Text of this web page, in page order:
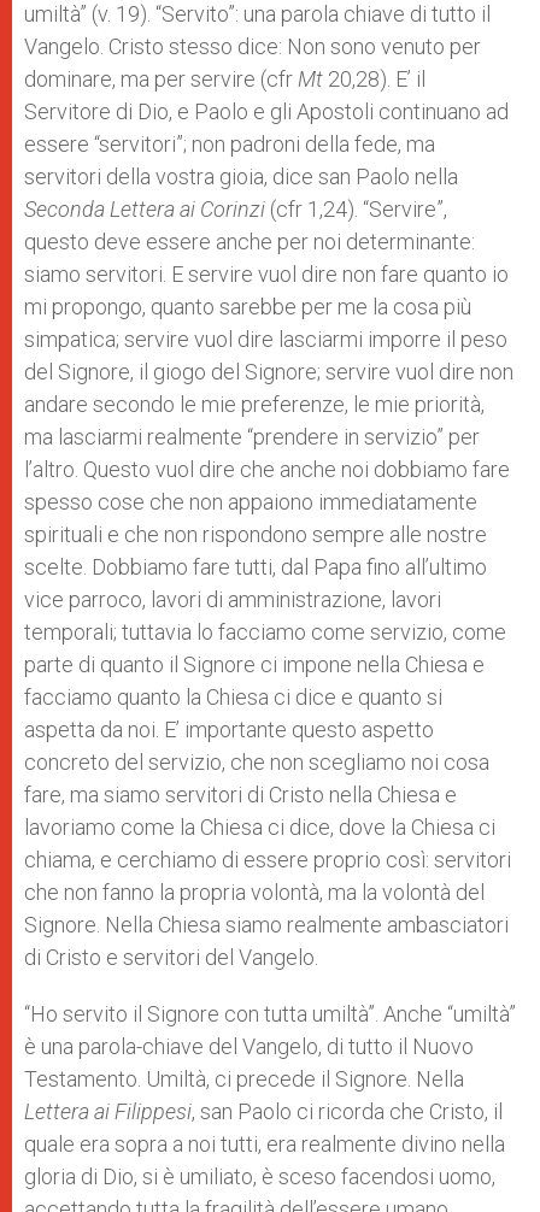
umiltà” (v. 19). “Servito”: una parola chiave di tutto il
Vangelo. Cristo stesso dice: Non sono venuto per
dominare, ma per servire (cfr Mt 20,28). E’ il
Servitore di Dio, e Paolo e gli Apostoli continuano ad
essere “servitori”; non padroni della fede, ma
servitori della vostra gioia, dice san Paolo nella
Seconda Lettera ai Corinzi (cfr 1,24). “Servire”,
questo deve essere anche per noi determinante:
siamo servitori. E servire vuol dire non fare quanto io
mi propongo, quanto sarebbe per me la cosa più
simpatica; servire vuol dire lasciarmi imporre il peso
del Signore, il giogo del Signore; servire vuol dire non
andare secondo le mie preferenze, le mie priorità,
ma lasciarmi realmente “prendere in servizio” per
l’altro. Questo vuol dire che anche noi dobbiamo fare
spesso cose che non appaiono immediatamente
spirituali e che non rispondono sempre alle nostre
scelte. Dobbiamo fare tutti, dal Papa fino all’ultimo
vice parroco, lavori di amministrazione, lavori
temporali; tuttavia lo facciamo come servizio, come
parte di quanto il Signore ci impone nella Chiesa e
facciamo quanto la Chiesa ci dice e quanto si
aspetta da noi. E’ importante questo aspetto
concreto del servizio, che non scegliamo noi cosa
fare, ma siamo servitori di Cristo nella Chiesa e
lavoriamo come la Chiesa ci dice, dove la Chiesa ci
chiama, e cerchiamo di essere proprio così: servitori
che non fanno la propria volontà, ma la volontà del
Signore. Nella Chiesa siamo realmente ambasciatori
di Cristo e servitori del Vangelo.
“Ho servito il Signore con tutta umiltà”. Anche “umiltà”
è una parola-chiave del Vangelo, di tutto il Nuovo
Testamento. Umiltà, ci precede il Signore. Nella
Lettera ai Filippesi, san Paolo ci ricorda che Cristo, il
quale era sopra a noi tutti, era realmente divino nella
gloria di Dio, si è umiliato, è sceso facendosi uomo,